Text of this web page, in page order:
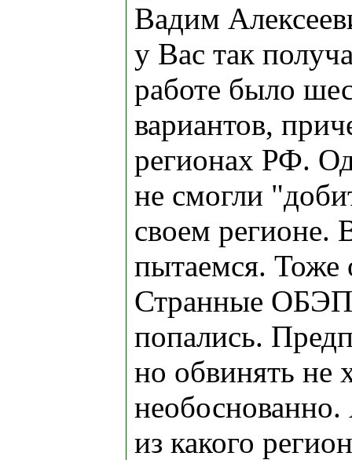
Вадим
у Вас так
работе было
вариантов,
регионах РФ.
не смогли
своем регионе.
пытаемся. Тоже
Странные
попались.
но обвинять не
из какого